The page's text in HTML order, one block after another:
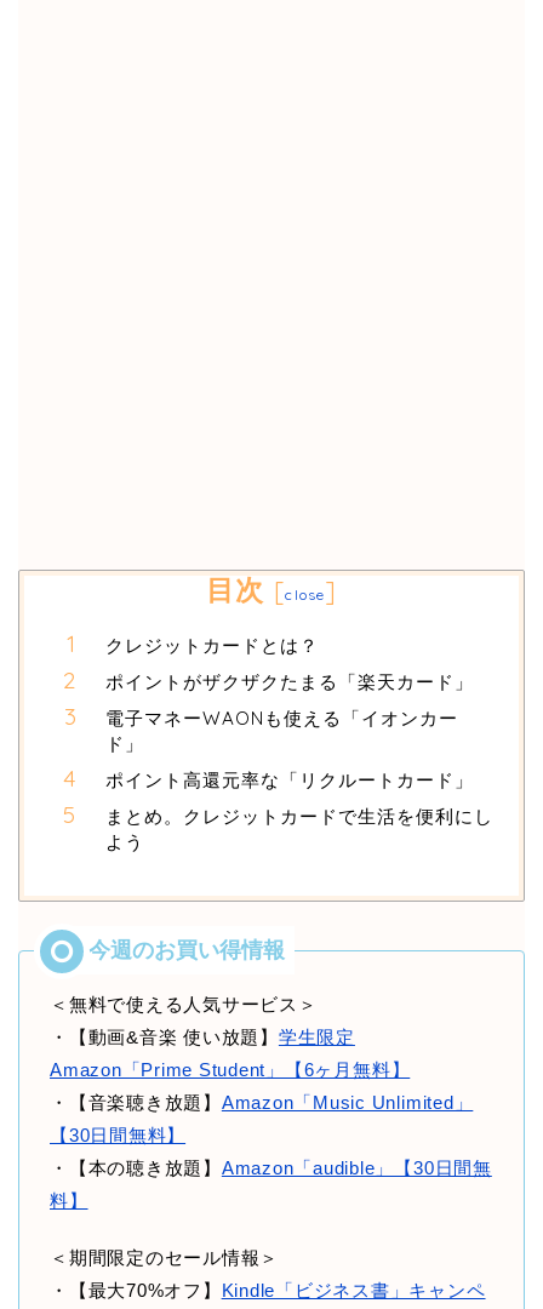
目次 [close]
クレジットカードとは？
ポイントがザクザクたまる「楽天カード」
電子マネーWAONも使える「イオンカー
ド」
ポイント高還元率な「リクルートカード」
まとめ。クレジットカードで生活を便利にし
よう
＜無料で使える人気サービス＞
・【動画&音楽 使い放題】 学生限定
Amazon「Prime Student」【6ヶ月無料】
・【音楽聴き放題】 Amazon「Music Unlimited」
【30日間無料】
・【本の聴き放題】 Amazon「audible」【30日間無
料】
＜期間限定のセール情報＞
・【最大70%オフ】 Kindle「ビジネス書」キャンペ